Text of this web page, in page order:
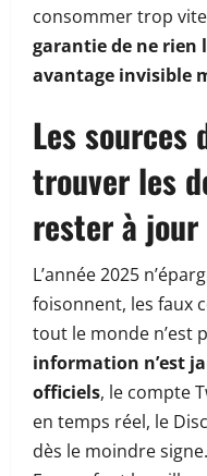
consommer trop
garantie de ne rien
avantage invisible
Les sources
trouver les
rester à jour
L’année 2025
foisonnent, les faux
tout le monde n’est
information n’est
officiels, le compte
en temps réel, le
dès le moindre